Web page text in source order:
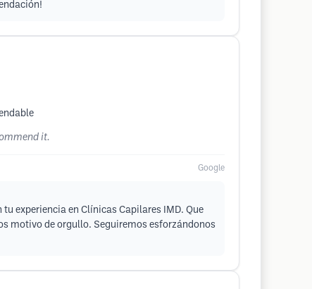
it.
Google
experiencia en Clínicas Capilares IMD. Que
motivo de orgullo. Seguiremos esforzándonos